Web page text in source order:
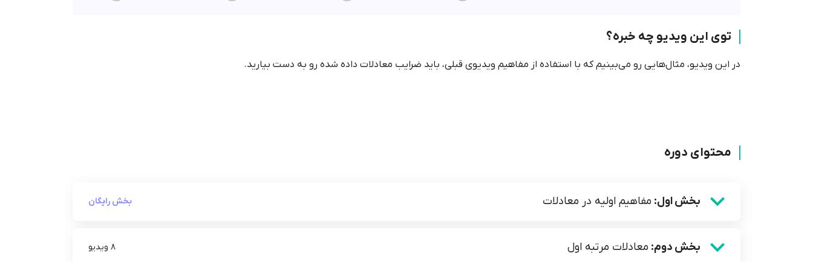
توی این ویدیو چه خبره؟
در این ویدیو، مثال‌هایی رو می‌بینیم که با استفاده از مفاهیم ویدیوی قبلی، باید ضرایب معادلات داده شده رو به دست بیارید.
محتوای دوره
بخش اول: مفاهیم اولیه در معادلات بخش رایگان
بخش دوم: معادلات مرتبه اول 8 ویدیو